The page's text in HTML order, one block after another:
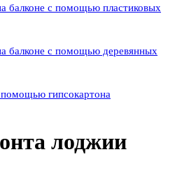
балконе с помощью пластиковых
балконе с помощью деревянных
помощью гипсокартона
лоджии